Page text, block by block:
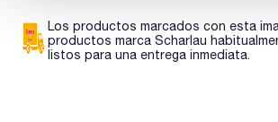
Los productos marcados con esta
productos marca Scharlau
listos para una entrega inmediata.